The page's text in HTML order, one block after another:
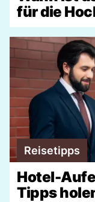
für die
Reisetipps
Hotel-
Tipps